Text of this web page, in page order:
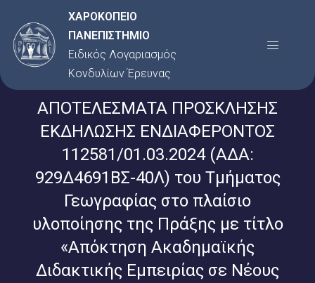
στο
περιεχόμενο
ΧΑΡΟΚΟΠΕΙΟ
ΠΑΝΕΠΙΣΤΗΜΙΟ
Ειδικός Λογαριασμός
Κονδυλίων Έρευνας
Menu
ΑΠΟΤΕΛΕΣΜΑΤΑ ΠΡΟΣΚΛΗΣΗΣ
ΕΚΔΗΛΩΣΗΣ ΕΝΔΙΑΦΕΡΟΝΤΟΣ
112581/01.03.2024 (ΑΔΑ:
929Δ4691ΒΣ-40Λ) του Τμήματος
Γεωγραφίας στο πλαίσιο
υλοποίησης της Πράξης με τίτλο
«Απόκτηση Ακαδημαϊκής
Διδακτικής Εμπειρίας σε Νέους